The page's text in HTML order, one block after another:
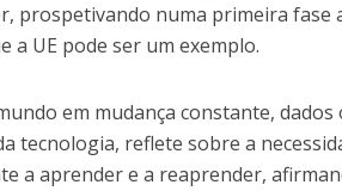
prospetivando numa primeira fase
a UE pode ser um exemplo.
em mudança constante,
tecnologia, reflete sobre a
a aprender e a reaprender,